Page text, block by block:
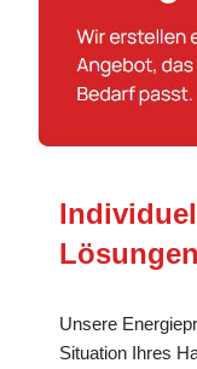
Lösungen
Unsere
Situation Ihres